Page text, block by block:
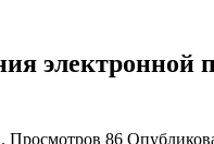
Просмотров 86